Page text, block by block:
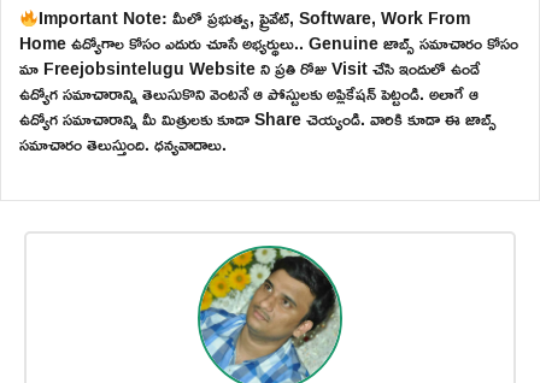
Important Note: మీలో ప్రభుత్వ, ప్రైవేట్, Software, Work From
Home ఉద్యోగాల కోసం ఎదురు చూసే అభ్యర్థులు.. Genuine జాబ్స్ సమాచారం కోసం
మా Freejobsintelugu Website ని ప్రతి రోజు Visit చేసి ఇందులో ఉండే
ఉద్యోగ సమాచారాన్ని తెలుసుకొని వెంటనే ఆ పోస్టులకు అప్లికేషన్ పెట్టండి. అలాగే ఆ
ఉద్యోగ సమాచారాన్ని మీ మిత్రులకు కూడా Share చెయ్యండి. వారికి కూడా ఈ జాబ్స్
సమాచారం తెలుస్తుంది. ధన్యవాదాలు.